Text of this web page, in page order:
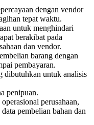
dengan vendor
tepat waktu.
untuk menghindari
berakibat pada
dan vendor.
barang dengan
pembayaran.
dibutuhkan untuk analisis
penipuan.
perusahaan,
pembelian bahan dan